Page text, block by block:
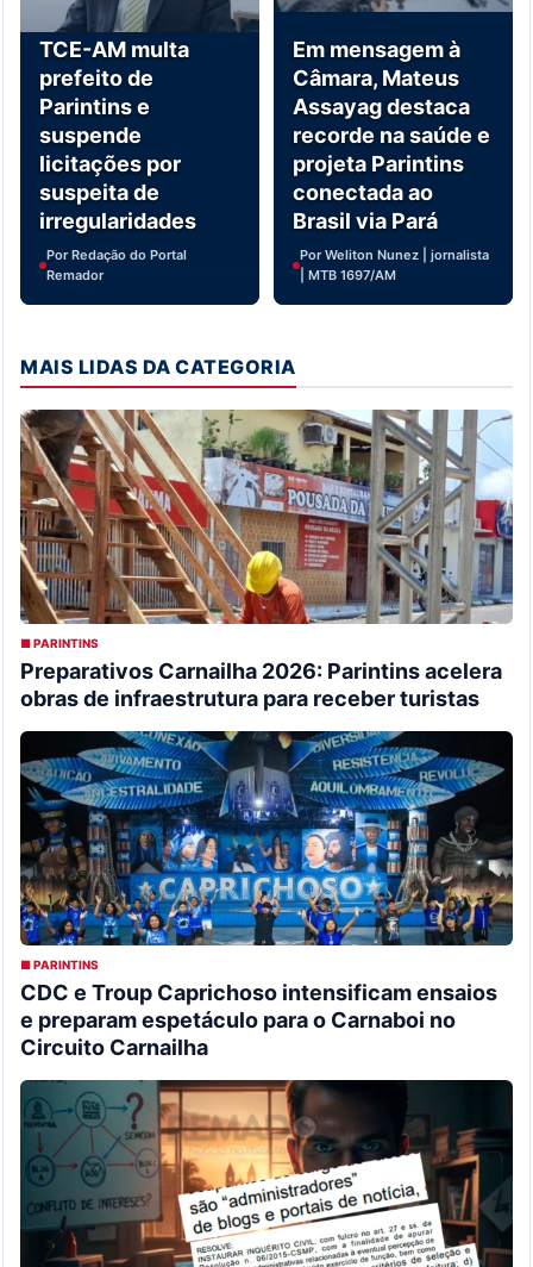
TCE-AM multa
prefeito de
Parintins e
suspende
licitações por
suspeita de
irregularidades
Por Redação do Portal
Remador
Em mensagem à
Câmara, Mateus
Assayag destaca
recorde na saúde e
projeta Parintins
conectada ao
Brasil via Pará
Por Weliton Nunez | jornalista
| MTB 1697/AM
MAIS LIDAS DA CATEGORIA
■ PARINTINS
Preparativos Carnailha 2026: Parintins acelera
obras de infraestrutura para receber turistas
■ PARINTINS
CDC e Troup Caprichoso intensificam ensaios
e preparam espetáculo para o Carnaboi no
Circuito Carnailha